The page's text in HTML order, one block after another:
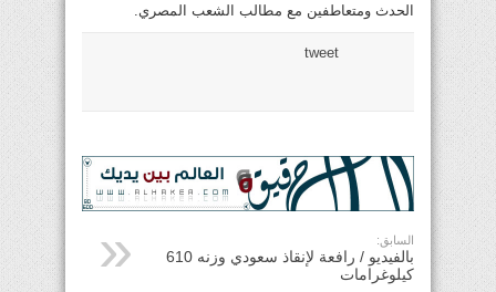
الحدث ومتعاطفين مع مطالب الشعب المصري.
tweet
السابق:
بالفيديو / رافعة لإنقاذ سعودي وزنه 610
كيلوغرامات